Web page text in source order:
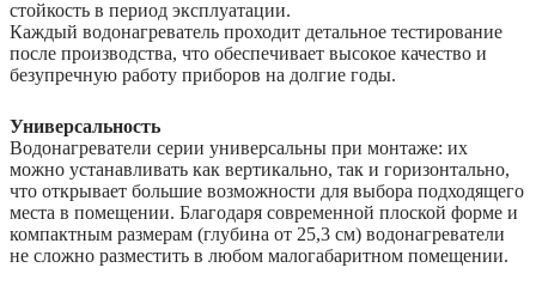
стойкость в период эксплуатации.
Каждый водонагреватель проходит детальное тестирование
после производства, что обеспечивает высокое качество и
безупречную работу приборов на долгие годы.
Универсальность
Водонагреватели серии универсальны при монтаже: их
можно устанавливать как вертикально, так и горизонтально,
что открывает большие возможности для выбора подходящего
места в помещении. Благодаря современной плоской форме и
компактным размерам (глубина от 25,3 см) водонагреватели
не сложно разместить в любом малогабаритном помещении.